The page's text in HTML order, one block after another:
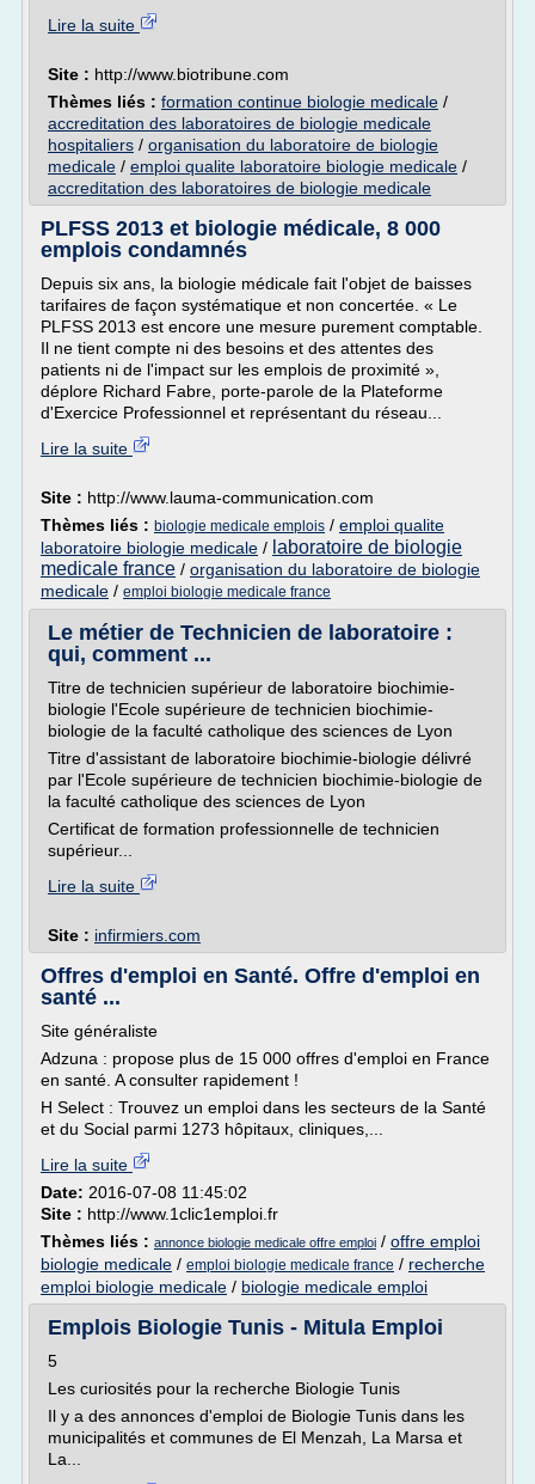
Lire la suite
Site : http://www.biotribune.com
Thèmes liés : formation continue biologie medicale /
accreditation des laboratoires de biologie medicale
hospitaliers / organisation du laboratoire de biologie
medicale / emploi qualite laboratoire biologie medicale /
accreditation des laboratoires de biologie medicale
PLFSS 2013 et biologie médicale, 8 000
emplois condamnés
Depuis six ans, la biologie médicale fait l'objet de baisses
tarifaires de façon systématique et non concertée. « Le
PLFSS 2013 est encore une mesure purement comptable.
Il ne tient compte ni des besoins et des attentes des
patients ni de l'impact sur les emplois de proximité »,
déplore Richard Fabre, porte-parole de la Plateforme
d'Exercice Professionnel et représentant du réseau...
Lire la suite
Site : http://www.lauma-communication.com
Thèmes liés : biologie medicale emplois / emploi qualite
laboratoire biologie medicale / laboratoire de biologie
medicale france / organisation du laboratoire de biologie
medicale / emploi biologie medicale france
Le métier de Technicien de laboratoire :
qui, comment ...
Titre de technicien supérieur de laboratoire biochimie-
biologie l'Ecole supérieure de technicien biochimie-
biologie de la faculté catholique des sciences de Lyon
Titre d'assistant de laboratoire biochimie-biologie délivré
par l'Ecole supérieure de technicien biochimie-biologie de
la faculté catholique des sciences de Lyon
Certificat de formation professionnelle de technicien
supérieur...
Lire la suite
Site : infirmiers.com
Offres d'emploi en Santé. Offre d'emploi en
santé ...
Site généraliste
Adzuna : propose plus de 15 000 offres d'emploi en France
en santé. A consulter rapidement !
H Select : Trouvez un emploi dans les secteurs de la Santé
et du Social parmi 1273 hôpitaux, cliniques,...
Lire la suite
Date: 2016-07-08 11:45:02
Site : http://www.1clic1emploi.fr
Thèmes liés : annonce biologie medicale offre emploi / offre emploi
biologie medicale / emploi biologie medicale france / recherche
emploi biologie medicale / biologie medicale emploi
Emplois Biologie Tunis - Mitula Emploi
5
Les curiosités pour la recherche Biologie Tunis
Il y a des annonces d'emploi de Biologie Tunis dans les
municipalités et communes de El Menzah, La Marsa et
La...